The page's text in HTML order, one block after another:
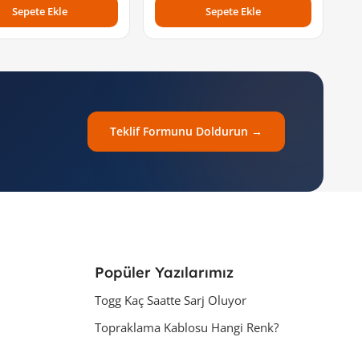
Sepete Ekle Sepete Ekle
Teklif Formunu Doldurun →
Popüler Yazılarımız
Togg Kaç Saatte Sarj Oluyor
Topraklama Kablosu Hangi Renk?